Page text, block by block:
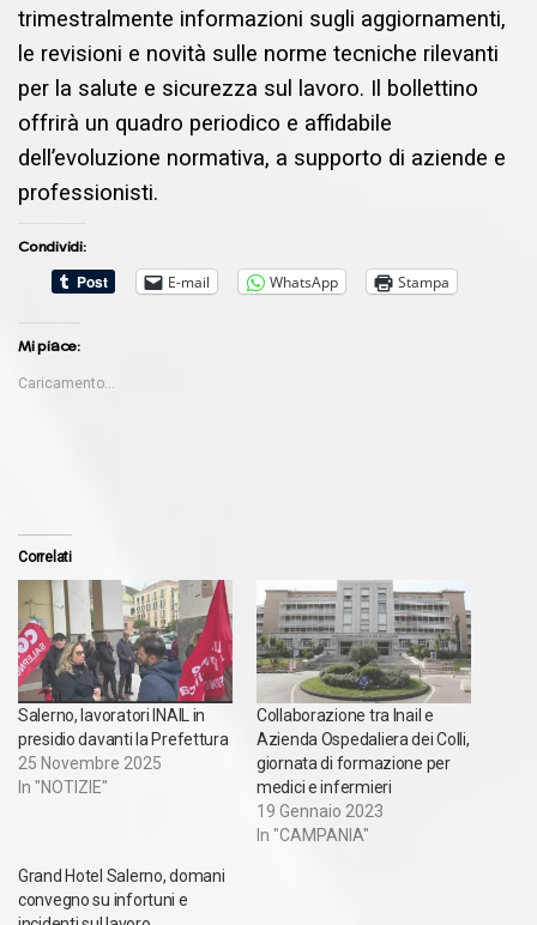
trimestralmente informazioni sugli aggiornamenti,
le revisioni e novità sulle norme tecniche rilevanti
per la salute e sicurezza sul lavoro. Il bollettino
offrirà un quadro periodico e affidabile
dell’evoluzione normativa, a supporto di aziende e
professionisti.
Condividi:
E-mail
WhatsApp Stampa
Mi piace:
Caricamento...
Correlati
Salerno, lavoratori INAIL in
presidio davanti la Prefettura
25 Novembre 2025
In "NOTIZIE"
Collaborazione tra Inail e
Azienda Ospedaliera dei Colli,
giornata di formazione per
medici e infermieri
19 Gennaio 2023
In "CAMPANIA"
Grand Hotel Salerno, domani
convegno su infortuni e